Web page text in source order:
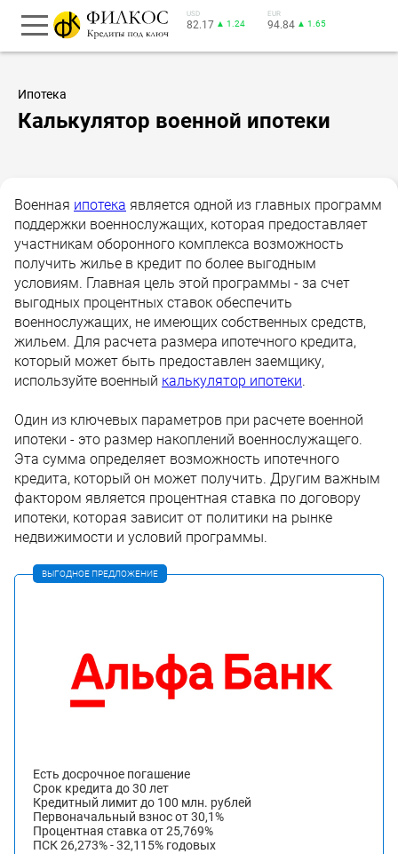
USD
82.17 ▲ 1.24
EUR
94.84 ▲ 1.65
Ипотека
Калькулятор военной ипотеки
Военная ипотека является одной из главных программ
поддержки военнослужащих, которая предоставляет
участникам оборонного комплекса возможность
получить жилье в кредит по более выгодным
условиям. Главная цель этой программы - за счет
выгодных процентных ставок обеспечить
военнослужащих, не имеющих собственных средств,
жильем. Для расчета размера ипотечного кредита,
который может быть предоставлен заемщику,
используйте военный калькулятор ипотеки.
Один из ключевых параметров при расчете военной
ипотеки - это размер накоплений военнослужащего.
Эта сумма определяет возможность ипотечного
кредита, который он может получить. Другим важным
фактором является процентная ставка по договору
ипотеки, которая зависит от политики на рынке
недвижимости и условий программы.
ВЫГОДНОЕ ПРЕДЛОЖЕНИЕ
Есть досрочное погашение
Срок кредита до 30 лет
Кредитный лимит до 100 млн. рублей
Первоначальный взнос от 30,1%
Процентная ставка от 25,769%
ПСК 26,273% - 32,115% годовых